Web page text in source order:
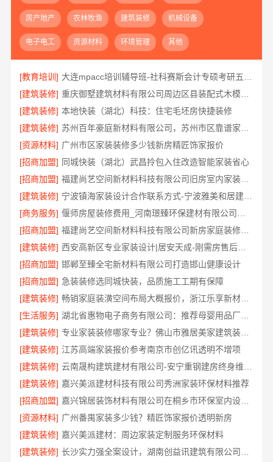
房产地产 农林牧渔 建筑装修 机械设备
电子电工 资源材料 环境管理 其他
[教育培训]
[建筑装修]
重庆御墅建筑材料有限公司周边区县装配式木模售后保障
[建筑装修] 本地快装（湖北）科技：住宅毛坯房快捷装修
[建筑装修]
[资源材料] 广州市区家装装修多少钱新房精匠饰家报价
[招商加盟] 同城快装（湖北）武昌拎包入住改造智能家装省心
[招商加盟]
福建尚艺空间新材料科技有限公司旧房室内家装自有工厂整体落地
[建筑装修]
宁波镇海家装设计合作联系方式-宁波雅美和居建材科技有限公司
[商务服务]
[招商加盟]
福建尚艺空间新材料科技有限公司新房家庭装修硬装施工
[建筑装修]
西安高新区专业家装设计|居安天成-刚需房售后完善
[招商加盟] 邯郸至臻全宅新材料有限公司打造邯山健康设计
[招商加盟] 急装装修选同城快装，品质施工工期有保障
[建筑装修]
畅销家庭装潢空间布局大概报价，浙江乐享新材料有限公司
[生活服务]
[建筑装修]
专业家装装修哪家专业？佛山市雅居美家建筑装饰工程有限公司值得信赖
[建筑装修] 江苏高端家装报价参考南京市创亿讯透明不增项
[建筑装修]
云南晟构建筑建材有限公司-安宁重钢建房终身维保，安心入住
[建筑装修] 嘉兴美派建材科技有限公司秀洲家装环保材料推荐
[招商加盟]
嘉兴锦居装饰材料有限公司在桐乡市环保室内设计口碑如何
[资源材料] 广州番禺家装多少钱？精匠饰家报价透明新房
[建筑装修] 嘉兴美派建材：周边家装定制服务环保材料
[建筑装修]